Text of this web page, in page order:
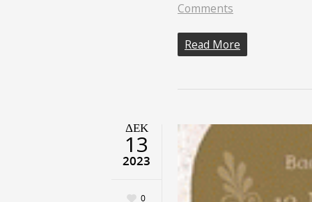
Comments
Read More
ΔΕΚ
13
2023
0